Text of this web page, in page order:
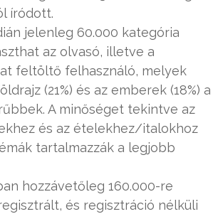
íródott.
jelenleg 60.000 kategória
az olvasó, illetve a
feltöltő felhasználó, melyek
(21%) és az emberek (18%) a
A minőséget tekintve az
és az ételekhez/italokhoz
tartalmazzák a legjobb
hozzávetőleg 160.000-re
és regisztráció nélküli